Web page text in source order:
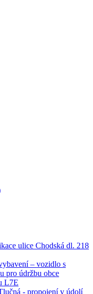
ulice Chodská dl. 218
– vozidlo s
pro údržbu obce
L7E
- propojení v údolí